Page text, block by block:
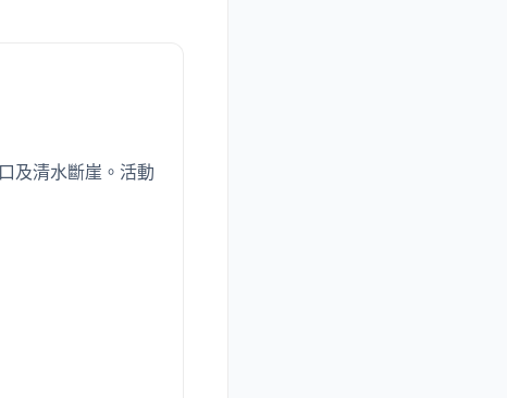
及清水斷崖。活動